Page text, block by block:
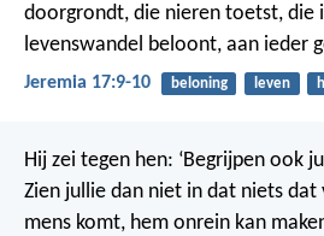
doorgrondt, die nieren toetst, die
levenswandel beloont, aan ieder
Jeremia 17:9-10 beloning leven
Hij zei tegen hen: ‘Begrijpen ook
Zien jullie dan niet in dat niets
mens komt, hem onrein kan